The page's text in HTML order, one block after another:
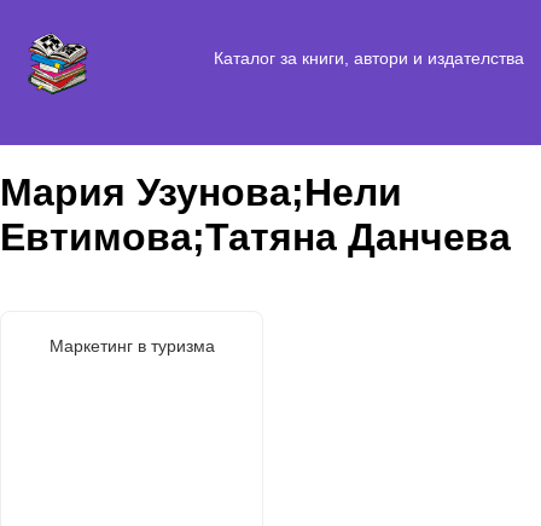
Каталог за книги, автори и издателства
Мария Узунова;Нели
Евтимова;Татяна Данчева
Маркетинг в туризма